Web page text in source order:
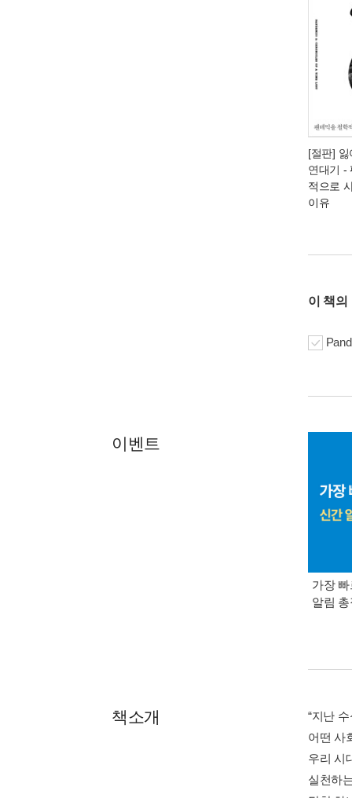
[절판]
연대기 -
적으로
이유
이 책의
이벤트
가장
알림
책소개
“지난
어떤 사
우리 시
실천하